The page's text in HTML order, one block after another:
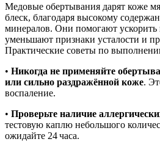
Медовые обертывания дарят коже
блеск, благодаря высокому
минералов. Они помогают ускорить
уменьшают признаки усталости и
Практические советы по
• Никогда не применяйте
или сильно раздражённой коже.
воспаление.
• Проверьте наличие
тестовую каплю небольшого
ожидайте 24 часа.